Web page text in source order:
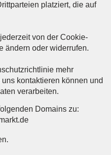
platziert, die auf
von der Cookie-
ändern oder widerrufen.
mehr
kontaktieren können und
verarbeiten.
Domains zu: